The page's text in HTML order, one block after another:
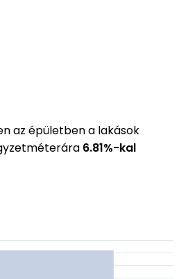
az épületben a lakások
6.81%-kal